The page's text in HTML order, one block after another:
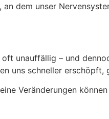
dem unser
unauffällig – und
uns schneller
Veränderungen